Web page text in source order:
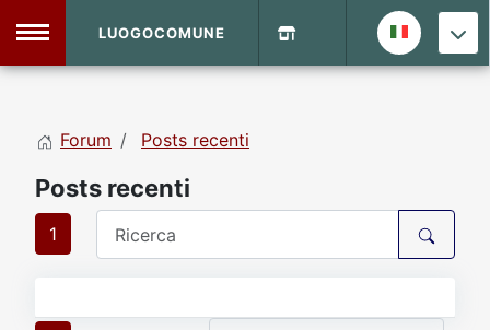
DVD Shop
Sito
LUOGOCOMUNE
Forum Posts recenti
Posts recenti
1